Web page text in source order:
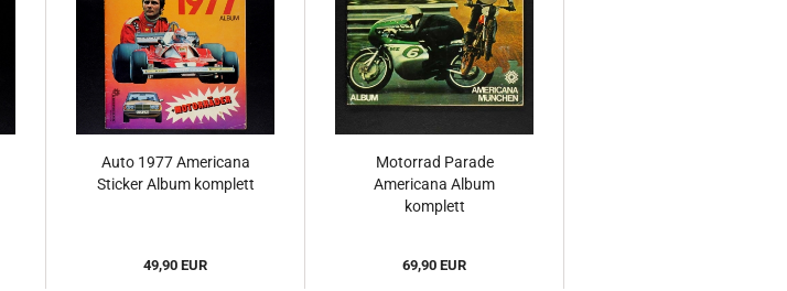
Auto 1977 Americana
Sticker Album komplett
49,90 EUR
Motorrad Parade
Americana Album
komplett
69,90 EUR